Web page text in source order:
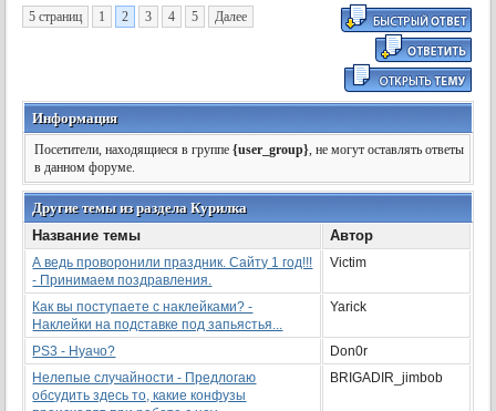
5 страниц 1 2 3 4 5 Далее
Информация
Посетители, находящиеся в группе{user_group}, не могут оставлять ответы
в данном форуме.
Другие темы из раздела Курилка
Название темы
Автор
А ведь проворонили праздник. Сайту 1 год!!!
- Принимаем поздравления.
Victim
Как вы поступаете с наклейками? -
Наклейки на подставке под запьястья...
Yarick
PS3 - Нуачо?
Don0r
Нелепые случайности - Предлогаю
обсудить здесь то, какие конфузы
BRIGADIR_jimbob